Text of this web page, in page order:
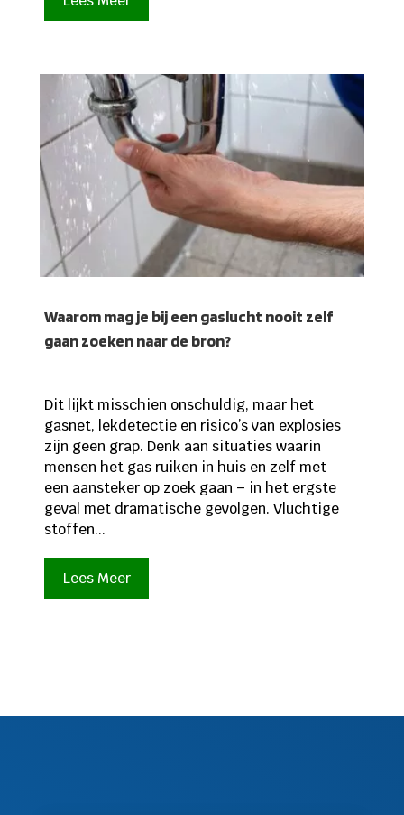
Waarom mag je bij een gaslucht nooit zelf
gaan zoeken naar de bron?
Dit lijkt misschien onschuldig, maar het
gasnet, lekdetectie en risico’s van explosies
zijn geen grap. Denk aan situaties waarin
mensen het gas ruiken in huis en zelf met
een aansteker op zoek gaan – in het ergste
geval met dramatische gevolgen. Vluchtige
stoffen...
Lees Meer